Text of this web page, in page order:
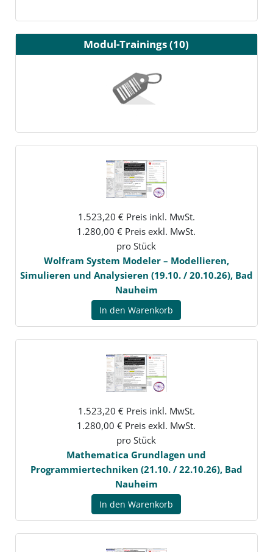
Modul-Trainings (10)
1.523,20 € Preis inkl. MwSt.
1.280,00 € Preis exkl. MwSt.
pro Stück
Wolfram System Modeler – Modellieren,
Simulieren und Analysieren (19.10. / 20.10.26), Bad
Nauheim
In den Warenkorb
1.523,20 € Preis inkl. MwSt.
1.280,00 € Preis exkl. MwSt.
pro Stück
Mathematica Grundlagen und
Programmiertechniken (21.10. / 22.10.26), Bad
Nauheim
In den Warenkorb